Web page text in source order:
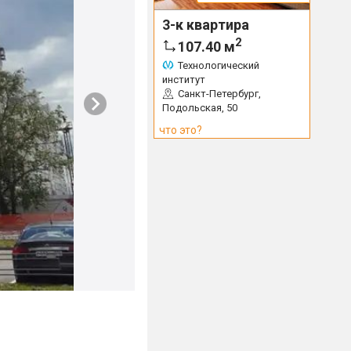
3-к квартира
107.40 м2
Технологический
институт
Санкт-Петербург,
Подольская, 50
что это?